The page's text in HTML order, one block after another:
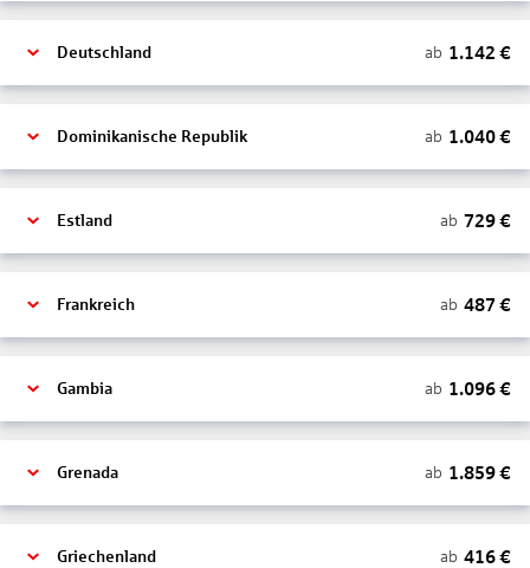
Deutschland ab 1.142 €
Dominikanische Republik ab 1.040€
Estland ab 729€
Frankreich ab 487 €
Gambia ab 1.096€
Grenada ab 1.859€
Griechenland ab 416€